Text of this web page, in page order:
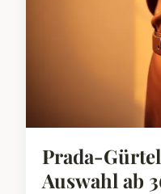
Prada-
Auswahl ab